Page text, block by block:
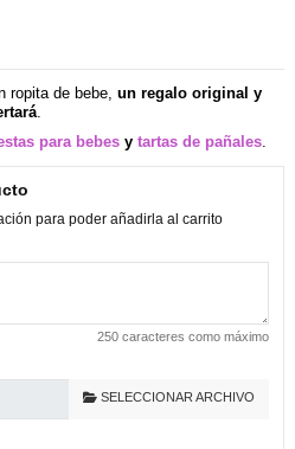
ropita de bebe, un regalo original y
para bebes y tartas de pañales.
para poder añadirla al carrito
250 caracteres como máximo
SELECCIONAR ARCHIVO